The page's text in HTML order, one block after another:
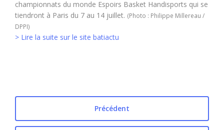
championnats du monde Espoirs Basket Handisports qui se
tiendront à Paris du 7 au 14 juillet. (Photo : Philippe Millereau /
DPPI)
> Lire la suite sur le site batiactu
Précédent